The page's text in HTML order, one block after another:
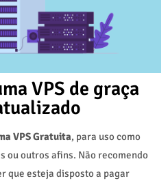
VPS de graça
VPS Gratuita, para uso como
ou outros afins. Não recomendo
que esteja disposto a pagar